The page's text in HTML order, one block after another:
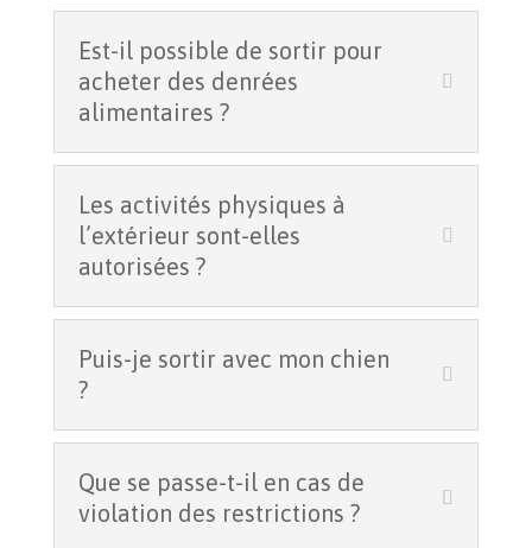
Est-il possible de sortir pour
acheter des denrées
alimentaires ?
Les activités physiques à
l’extérieur sont-elles
autorisées ?
Puis-je sortir avec mon chien
?
Que se passe-t-il en cas de
violation des restrictions ?